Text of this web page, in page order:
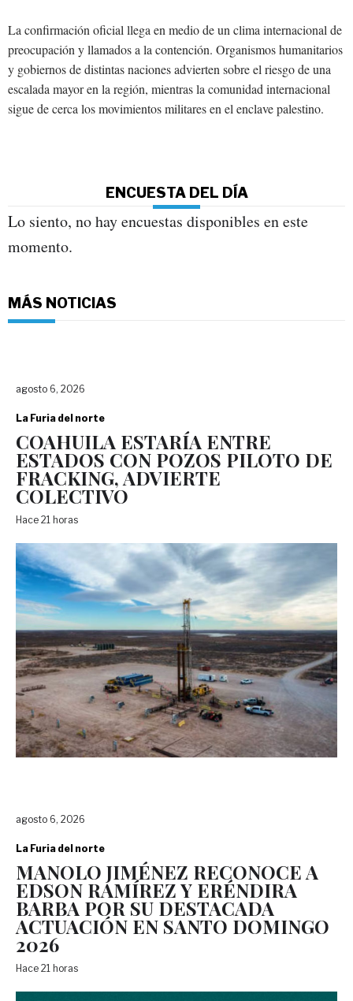
La confirmación oficial llega en medio de un clima internacional de
preocupación y llamados a la contención. Organismos humanitarios
y gobiernos de distintas naciones advierten sobre el riesgo de una
escalada mayor en la región, mientras la comunidad internacional
sigue de cerca los movimientos militares en el enclave palestino.
ENCUESTA DEL DÍA
Lo siento, no hay encuestas disponibles en este
momento.
MÁS NOTICIAS
agosto 6, 2026
La Furia del norte
COAHUILA ESTARÍA ENTRE
ESTADOS CON POZOS PILOTO DE
FRACKING, ADVIERTE
COLECTIVO
Hace 21 horas
agosto 6, 2026
La Furia del norte
MANOLO JIMÉNEZ RECONOCE A
EDSON RAMÍREZ Y ERÉNDIRA
BARBA POR SU DESTACADA
ACTUACIÓN EN SANTO DOMINGO
2026
Hace 21 horas